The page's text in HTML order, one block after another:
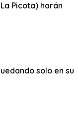
Picota) harán
solo en su